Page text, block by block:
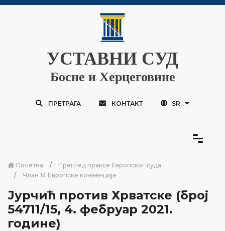
УСТАВНИ СУД
Босне и Херцеговине
ПРЕТРАГА КОНТАКТ SR
Почетна
Преглед праксе Европског суда
Члан 14 Европске конвенције
Јурчић против Хрватске (број
54711/15, 4. фебруар 2021.
године)